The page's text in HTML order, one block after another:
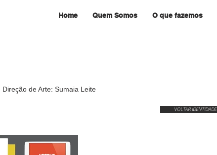
Home Quem Somos O que fazemos
VOLTAR IDENTIDADE
de Arte: Sumaia Leite